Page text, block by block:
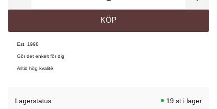
KÖP
Est. 1998
Gör det enkelt för dig
Alltid hög kvalité
Lagerstatus
19 st i lager